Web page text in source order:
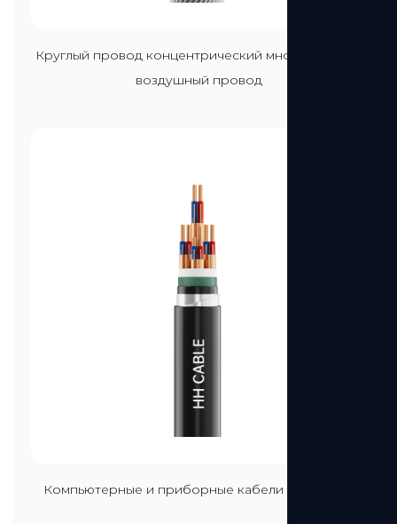
Посмотреть больше
Круглый провод концентрический многожильный
воздушный провод
Посмотреть больше
Компьютерные и приборные кабели 300-500 В